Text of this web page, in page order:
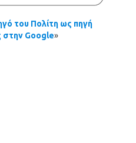
του Πολίτη ως πηγή
Google»